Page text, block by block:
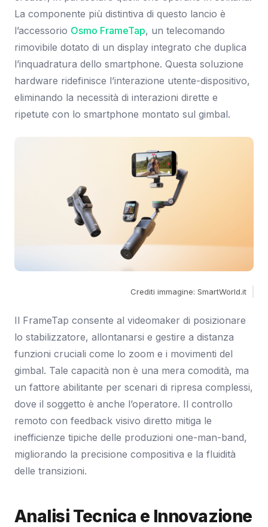
La componente più distintiva di questo lancio è
l’accessorio Osmo FrameTap, un telecomando
rimovibile dotato di un display integrato che duplica
l’inquadratura dello smartphone. Questa soluzione
hardware ridefinisce l’interazione utente-dispositivo,
eliminando la necessità di interazioni dirette e
ripetute con lo smartphone montato sul gimbal.
Crediti immagine: SmartWorld.it
Il FrameTap consente al videomaker di posizionare
lo stabilizzatore, allontanarsi e gestire a distanza
funzioni cruciali come lo zoom e i movimenti del
gimbal. Tale capacità non è una mera comodità, ma
un fattore abilitante per scenari di ripresa complessi,
dove il soggetto è anche l’operatore. Il controllo
remoto con feedback visivo diretto mitiga le
inefficienze tipiche delle produzioni one-man-band,
migliorando la precisione compositiva e la fluidità
delle transizioni.
Analisi Tecnica e Innovazione